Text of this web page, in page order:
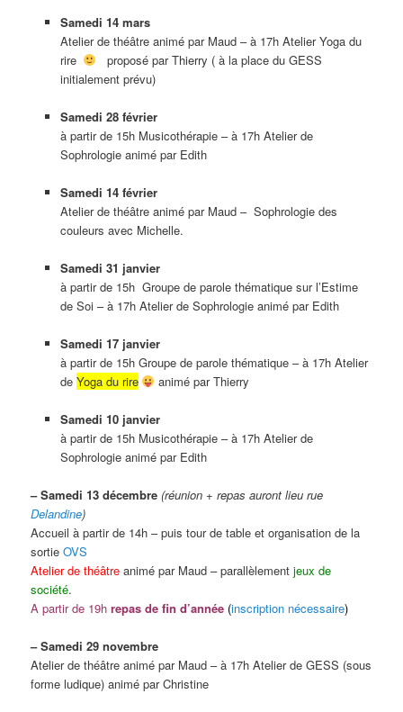
Samedi 14 mars
Atelier de théâtre animé par Maud – à 17h Atelier Yoga du
rire
proposé par Thierry ( à la place du GESS
initialement prévu)
Samedi 28 février
à partir de 15h Musicothérapie – à 17h Atelier de
Sophrologie animé par Edith
Samedi 14 février
Atelier de théâtre animé par Maud – Sophrologie des
couleurs avec Michelle.
Samedi 31 janvier
à partir de 15h Groupe de parole thématique sur l’Estime
de Soi – à 17h Atelier de Sophrologie animé par Edith
Samedi 17 janvier
à partir de 15h Groupe de parole thématique – à 17h Atelier
de Yoga du rire animé par Thierry
Samedi 10 janvier
à partir de 15h Musicothérapie – à 17h Atelier de
Sophrologie animé par Edith
– Samedi 13 décembre(réunion + repas auront lieu rue
Delandine)
Accueil à partir de 14h – puis tour de table et organisation de la
sortieOVS
Atelier de théâtre animé par Maud – parallèlementjeux de
société.
A partir de 19hrepas de fin d’année (inscription nécessaire)
– Samedi 29 novembre
Atelier de théâtre animé par Maud – à 17h Atelier de GESS (sous
forme ludique) animé par Christine